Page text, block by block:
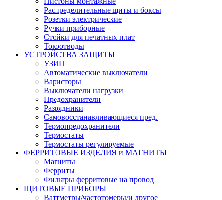
Распределительные щиты и боксы
Розетки электрические
Ручки приборные
Стойки для печатных плат
Токоотводы
УСТРОЙСТВА ЗАЩИТЫ
УЗИП
Автоматические выключатели
Варисторы
Выключатели нагрузки
Предохранители
Разрядники
Самовосстанавливающиеся пред.
Термопредохранители
Термостаты
Термостаты регулируемые
ФЕРРИТОВЫЕ ИЗДЕЛИЯ и МАГНИТЫ
Магниты
Ферриты
Фильтры ферритовые на провод
ЩИТОВЫЕ ПРИБОРЫ
Ваттметры/частотомеры/и другое